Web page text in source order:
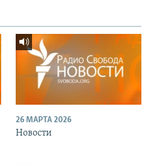
26 МАРТА 2026
Новости